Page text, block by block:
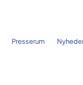
Presserum